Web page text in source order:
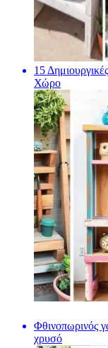
15
Χώρο
Φθινοπωρινός
χρυσό